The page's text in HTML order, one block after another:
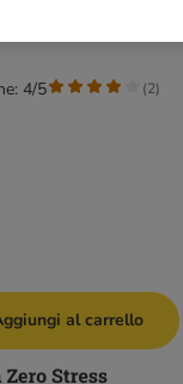
4/5 (2)
al carrello